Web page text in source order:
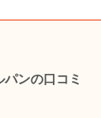
ンの口コミ